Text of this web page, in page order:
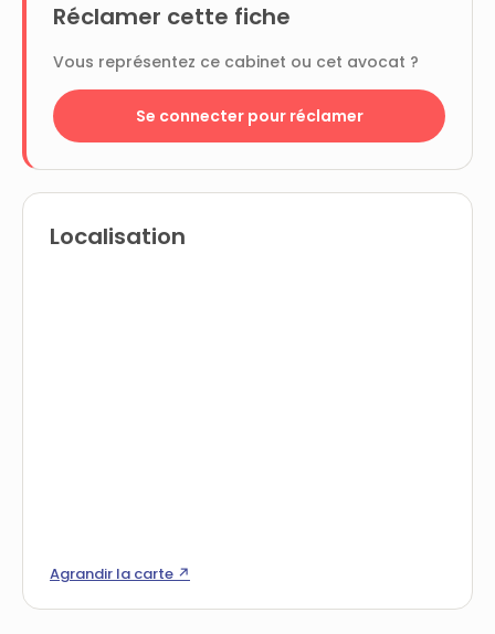
Réclamer cette fiche
Vous représentez ce cabinet ou cet avocat ?
Se connecter pour réclamer
Localisation
Agrandir la carte ↗